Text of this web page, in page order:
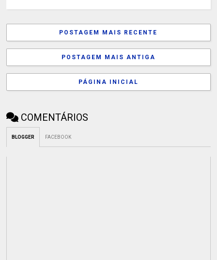
POSTAGEM MAIS RECENTE
POSTAGEM MAIS ANTIGA
PÁGINA INICIAL
COMENTÁRIOS
BLOGGER FACEBOOK